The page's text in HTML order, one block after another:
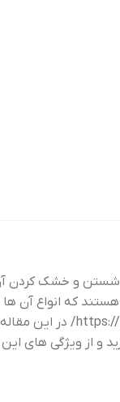
و شستن و خشک کردن
که انواع آن ها
https:// در این
و از ویژگی های